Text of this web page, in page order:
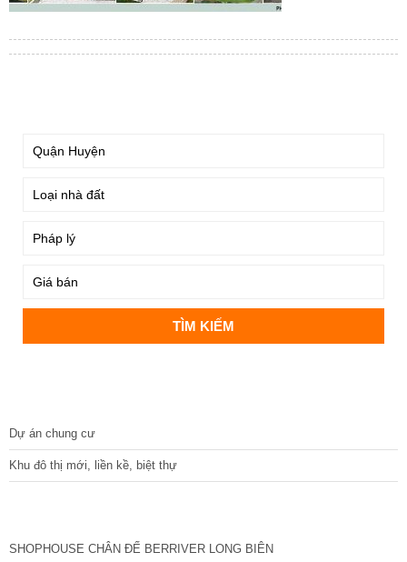
Dự án chung cư
Khu đô thị mới, liền kề, biệt thự
SHOPHOUSE CHÂN ĐẾ BERRIVER LONG BIÊN